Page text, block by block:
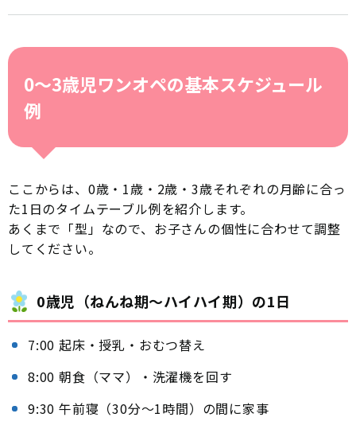
0〜3歳児ワンオペの基本スケジュール
例
ここからは、0歳・1歳・2歳・3歳それぞれの月齢に合っ
た1日のタイムテーブル例を紹介します。
あくまで「型」なので、お子さんの個性に合わせて調整
してください。
0歳児（ねんね期〜ハイハイ期）の1日
7:00 起床・授乳・おむつ替え
8:00 朝食（ママ）・洗濯機を回す
9:30 午前寝（30分〜1時間）の間に家事